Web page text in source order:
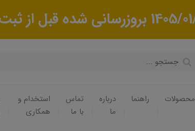
محصولات راهنما
درباره
ما
تماس
با ما
استخدام و
همکاری